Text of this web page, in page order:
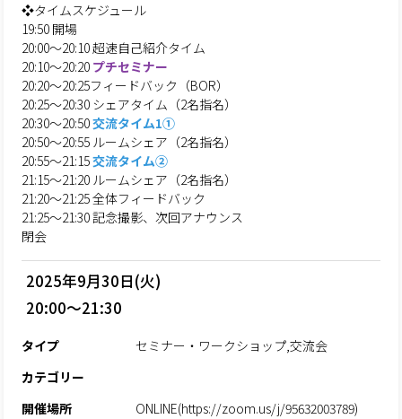
❖タイムスケジュール
19:50 開場
20:00～20:10 超速自己紹介タイム
20:10～20:20 プチセミナー
20:20～20:25フィードバック（BOR）
20:25～20:30 シェアタイム（2名指名）
20:30～20:50交流タイム1①
20:50～20:55 ルームシェア（2名指名）
20:55～21:15交流タイム②
21:15～21:20 ルームシェア（2名指名）
21:20～21:25 全体フィードバック
21:25～21:30 記念撮影、次回アナウンス
閉会
2025年9月30日(火)
20:00～21:30
タイプ
セミナー・ワークショップ,交流会
カテゴリー
開催場所
ONLINE(https://zoom.us/j/95632003789)